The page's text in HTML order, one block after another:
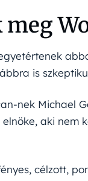
is
nek Michael
aki nem
célzott,